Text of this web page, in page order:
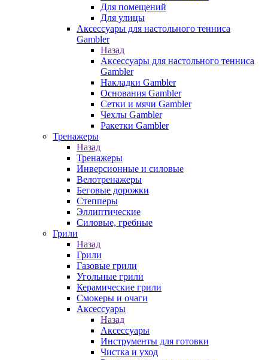
Для помещений
Для улицы
Аксессуары для настольного тенниса
Gambler
Назад
Аксессуары для настольного тенниса
Gambler
Накладки Gambler
Основания Gambler
Сетки и мячи Gambler
Чехлы Gambler
Ракетки Gambler
Тренажеры
Назад
Тренажеры
Инверсионные и силовые
Велотренажеры
Беговые дорожки
Степперы
Эллиптические
Силовые, гребные
Грили
Назад
Грили
Газовые грили
Угольные грили
Керамические грили
Смокеры и очаги
Аксессуары
Назад
Аксессуары
Инструменты для готовки
Чистка и уход